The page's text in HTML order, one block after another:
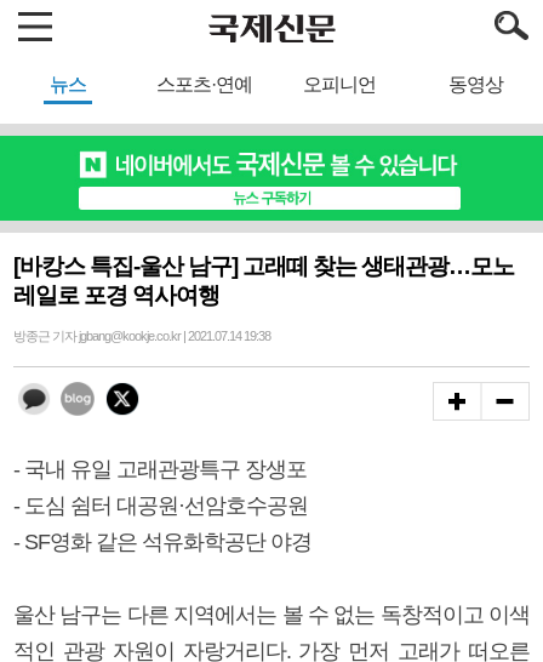
뉴스 스포츠·연예 오피니언 동영상
[바캉스 특집-울산 남구] 고래떼 찾는 생태관광…모노
레일로 포경 역사여행
방종근 기자 jgbang@kookje.co.kr | 2021.07.14 19:38
- 국내 유일 고래관광특구 장생포
- 도심 쉼터 대공원·선암호수공원
- SF영화 같은 석유화학공단 야경
울산 남구는 다른 지역에서는 볼 수 없는 독창적이고 이색
적인 관광 자원이 자랑거리다. 가장 먼저 고래가 떠오른